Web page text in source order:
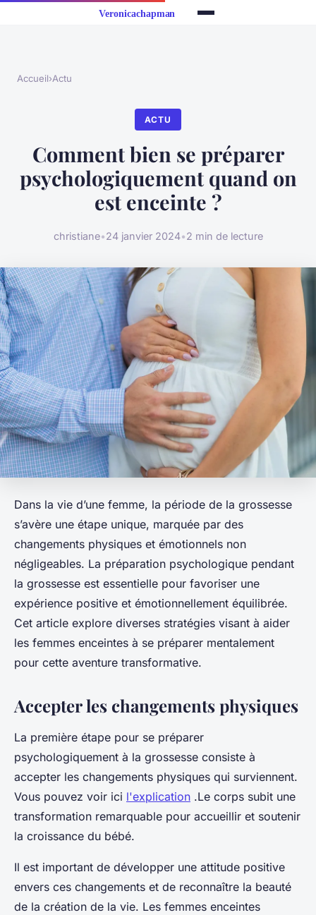
Accueil›Actu
ACTU
Comment bien se préparer
psychologiquement quand on
est enceinte ?
christiane•24 janvier 2024•2 min de lecture
Dans la vie d’une femme, la période de la grossesse
s’avère une étape unique, marquée par des
changements physiques et émotionnels non
négligeables. La préparation psychologique pendant
la grossesse est essentielle pour favoriser une
expérience positive et émotionnellement équilibrée.
Cet article explore diverses stratégies visant à aider
les femmes enceintes à se préparer mentalement
pour cette aventure transformative.
Accepter les changements physiques
La première étape pour se préparer
psychologiquement à la grossesse consiste à
accepter les changements physiques qui surviennent.
Vous pouvez voir ici l'explication .Le corps subit une
transformation remarquable pour accueillir et soutenir
la croissance du bébé.
Il est important de développer une attitude positive
envers ces changements et de reconnaître la beauté
de la création de la vie. Les femmes enceintes